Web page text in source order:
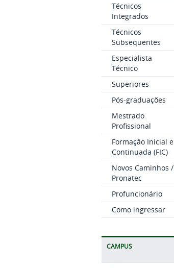
Técnicos
Integrados
Técnicos
Subsequentes
Especialista
Técnico
Superiores
Pós-graduações
Mestrado
Profissional
Formação Inicial e
Continuada (FIC)
Novos Caminhos /
Pronatec
Profuncionário
Como ingressar
CAMPUS